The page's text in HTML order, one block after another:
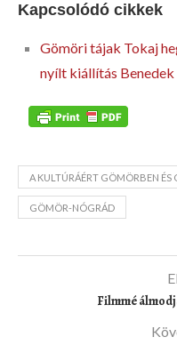
Kapcsolódó cikkek
Gömöri tájak Tokaj
nyílt kiállítás
A KULTÚRÁÉRT GÖMÖRBEN
GÖMÖR-NÓGRÁD
Filmmé